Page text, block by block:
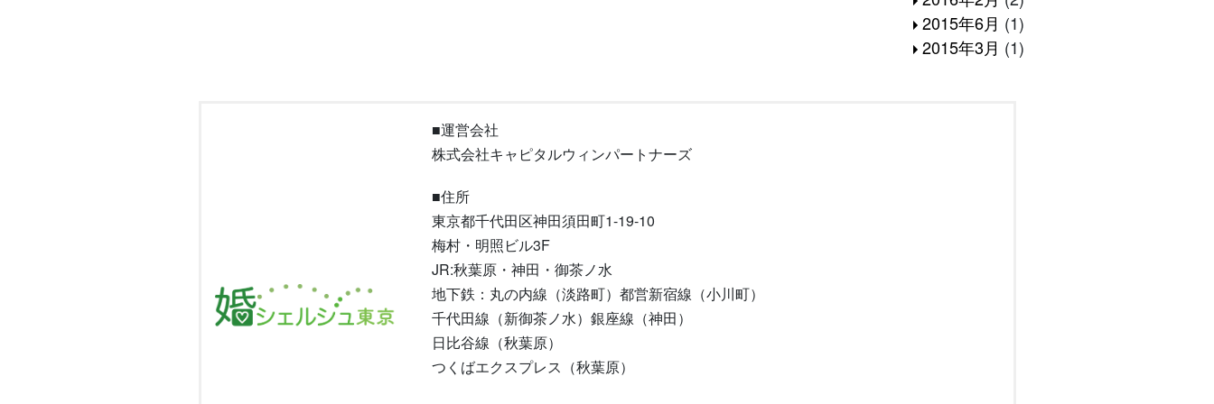
2015年6月 (1)
2015年3月 (1)
■運営会社
株式会社キャピタルウィンパートナーズ
■住所
東京都千代田区神田須田町1-19-10
梅村・明照ビル3F
JR:秋葉原・神田・御茶ノ水
地下鉄：丸の内線（淡路町）都営新宿線（小川町）
千代田線（新御茶ノ水）銀座線（神田）
日比谷線（秋葉原）
つくばエクスプレス（秋葉原）